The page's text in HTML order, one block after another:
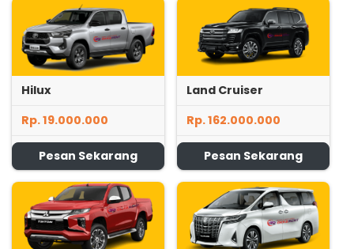
Hilux
Rp. 19.000.000
Pesan Sekarang
Land Cruiser
Rp. 162.000.000
Pesan Sekarang